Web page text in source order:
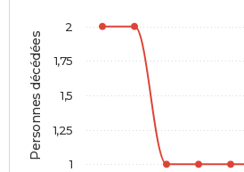
Personnes décédées
1
1,25
1,5
1,75
2